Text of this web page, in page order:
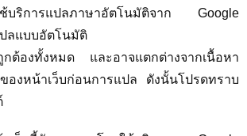
ช้บริการแปลภาษาอัตโนมัติจาก Google
ปลแบบอัตโนมัติ
กต้องทั้งหมด และอาจแตกต่างจากเนื้อหา
งหน้าเว็บก่อนการแปล ดังนั้นโปรดทราบ